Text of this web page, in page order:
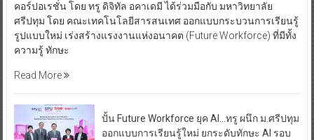
คอร์ปอเรชั่น โดย ทรู ดิจิทัล อคาเดมี ได้ร่วมมือกับ มหาวิทยาลัย
ศรีปทุม โดย คณะเทคโนโลยีสารสนเทศ ออกแบบกระบวนการเรียนรู้
รูปแบบใหม่ เร่งสร้างแรงงานแห่งอนาคต (Future Workforce) ที่มีทั้ง
ความรู้ ทักษะ
Read More
ปั้น Future Workforce ยุค AI…ทรู ผนึก ม.ศรีปทุม
ออกแบบการเรียนรู้ใหม่ ยกระดับทักษะ AI รอบ